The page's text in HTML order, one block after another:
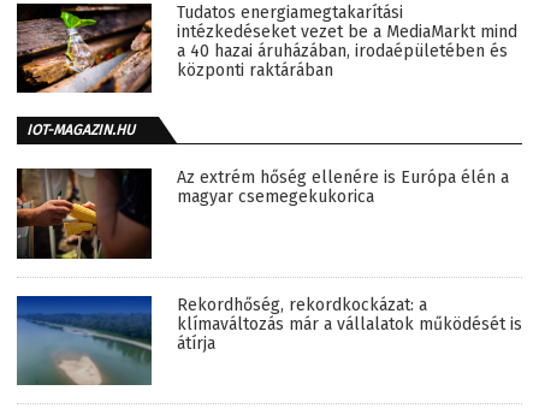
Tudatos energiamegtakarítási
intézkedéseket vezet be a MediaMarkt mind
a 40 hazai áruházában, irodaépületében és
központi raktárában
IOT-MAGAZIN.HU
Az extrém hőség ellenére is Európa élén a
magyar csemegekukorica
Rekordhőség, rekordkockázat: a
klímaváltozás már a vállalatok működését is
átírja